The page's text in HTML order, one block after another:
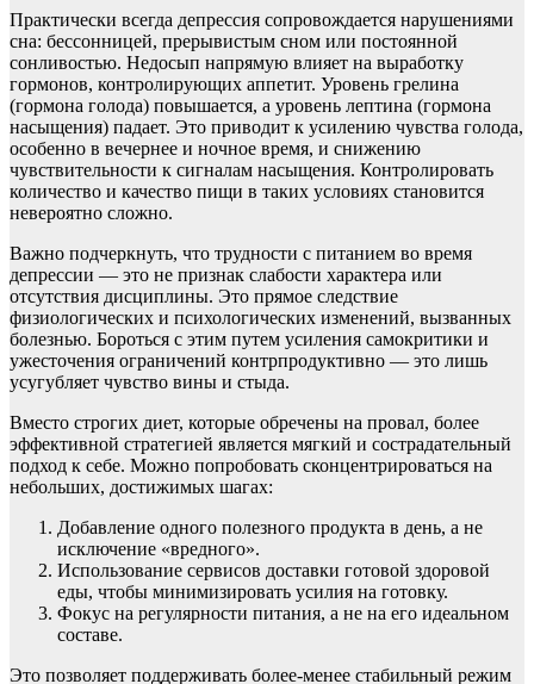
Практически всегда депрессия сопровождается нарушениями
сна: бессонницей, прерывистым сном или постоянной
сонливостью. Недосып напрямую влияет на выработку
гормонов, контролирующих аппетит. Уровень грелина
(гормона голода) повышается, а уровень лептина (гормона
насыщения) падает. Это приводит к усилению чувства голода,
особенно в вечернее и ночное время, и снижению
чувствительности к сигналам насыщения. Контролировать
количество и качество пищи в таких условиях становится
невероятно сложно.
Важно подчеркнуть, что трудности с питанием во время
депрессии — это не признак слабости характера или
отсутствия дисциплины. Это прямое следствие
физиологических и психологических изменений, вызванных
болезнью. Бороться с этим путем усиления самокритики и
ужесточения ограничений контрпродуктивно — это лишь
усугубляет чувство вины и стыда.
Вместо строгих диет, которые обречены на провал, более
эффективной стратегией является мягкий и сострадательный
подход к себе. Можно попробовать сконцентрироваться на
небольших, достижимых шагах:
Добавление одного полезного продукта в день, а не
исключение «вредного».
Использование сервисов доставки готовой здоровой
еды, чтобы минимизировать усилия на готовку.
Фокус на регулярности питания, а не на его идеальном
составе.
Это позволяет поддерживать более-менее стабильный режим